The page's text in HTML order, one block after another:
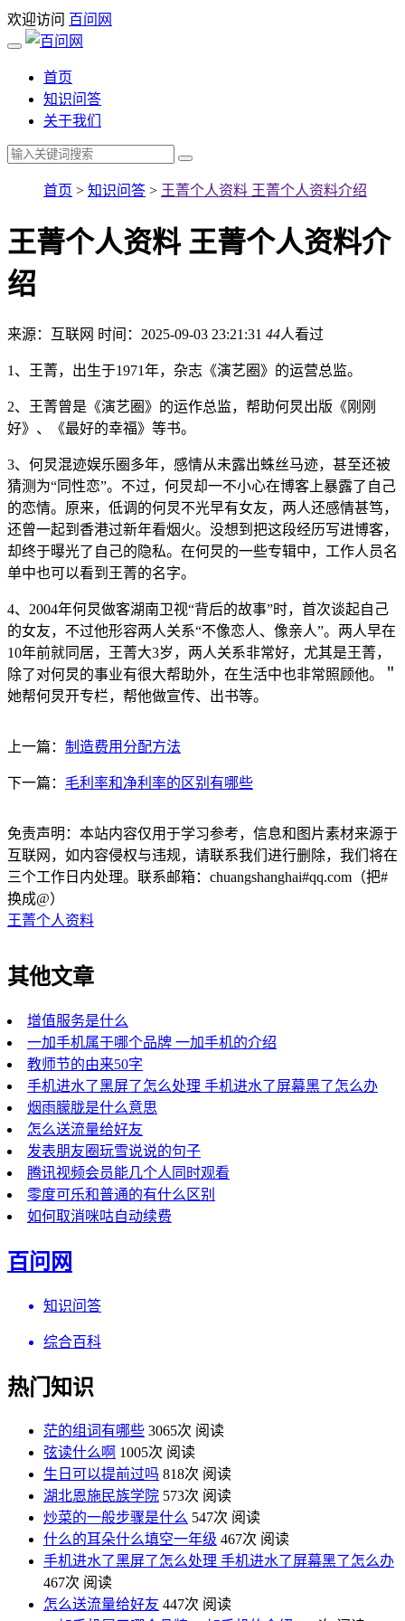
欢迎访问 百问网
首页
知识问答
关于我们
首页 > 知识问答 > 王菁个人资料 王菁个人资料介绍
王菁个人资料 王菁个人资料介
绍
来源：互联网 时间：2025-09-03 23:21:31 44人看过
1、王菁，出生于1971年，杂志《演艺圈》的运营总监。
2、王菁曾是《演艺圈》的运作总监，帮助何炅出版《刚刚
好》、《最好的幸福》等书。
3、何炅混迹娱乐圈多年，感情从未露出蛛丝马迹，甚至还被
猜测为“同性恋”。不过，何炅却一不小心在博客上暴露了自己
的恋情。原来，低调的何炅不光早有女友，两人还感情甚笃，
还曾一起到香港过新年看烟火。没想到把这段经历写进博客，
却终于曝光了自己的隐私。在何炅的一些专辑中，工作人员名
单中也可以看到王菁的名字。
4、2004年何炅做客湖南卫视“背后的故事”时，首次谈起自己
的女友，不过他形容两人关系“不像恋人、像亲人”。两人早在
10年前就同居，王菁大3岁，两人关系非常好，尤其是王菁，
除了对何炅的事业有很大帮助外，在生活中也非常照顾他。＂
她帮何炅开专栏，帮他做宣传、出书等。
上一篇： 制造费用分配方法
下一篇： 毛利率和净利率的区别有哪些
免责声明：本站内容仅用于学习参考，信息和图片素材来源于
互联网，如内容侵权与违规，请联系我们进行删除，我们将在
三个工作日内处理。联系邮箱：chuangshanghai#qq.com（把#
换成@）
王菁个人资料
其他文章
增值服务是什么
一加手机属于哪个品牌 一加手机的介绍
教师节的由来50字
手机进水了黑屏了怎么处理 手机进水了屏幕黑了怎么办
烟雨朦胧是什么意思
怎么送流量给好友
发表朋友圈玩雪说说的句子
腾讯视频会员能几个人同时观看
零度可乐和普通的有什么区别
如何取消咪咕自动续费
百问网
知识问答
综合百科
热门知识
茫的组词有哪些 3065次 阅读
弦读什么啊 1005次 阅读
生日可以提前过吗 818次 阅读
湖北恩施民族学院 573次 阅读
炒菜的一般步骤是什么 547次 阅读
什么的耳朵什么填空一年级 467次 阅读
手机进水了黑屏了怎么处理 手机进水了屏幕黑了怎么办
467次 阅读
怎么送流量给好友 447次 阅读